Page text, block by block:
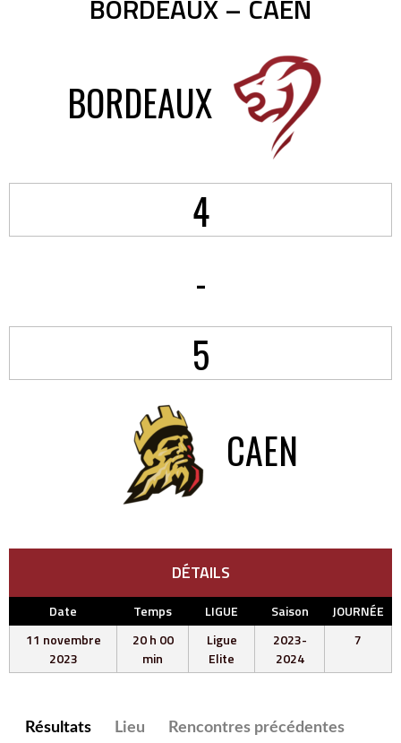
BORDEAUX – CAEN
BORDEAUX
4
-
5
CAEN
DÉTAILS
Date Temps LIGUE Saison
JOURNÉE
11 novembre
2023
20 h 00
min
Ligue
Elite
2023-
2024
7
Résultats Lieu Rencontres précédentes